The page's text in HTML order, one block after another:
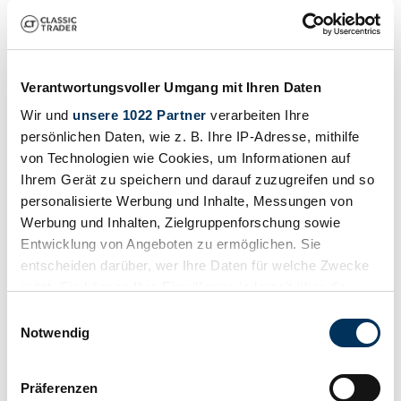
Verantwortungsvoller Umgang mit Ihren Daten
Wir und unsere 1022 Partner verarbeiten Ihre
persönlichen Daten, wie z. B. Ihre IP-Adresse, mithilfe
von Technologien wie Cookies, um Informationen auf
Ihrem Gerät zu speichern und darauf zuzugreifen und so
personalisierte Werbung und Inhalte, Messungen von
Werbung und Inhalten, Zielgruppenforschung sowie
Entwicklung von Angeboten zu ermöglichen. Sie
entscheiden darüber, wer Ihre Daten für welche Zwecke
Trigger Symbol ändern oder widerrufen
Informationen über Ihre geografische Lage
Notwendig
Präferenzen
Suchergebnisse
Benachrichtigung erstellen
Lassen Sie sich benachrichtigen, sobald ein Inserat veröffentlicht
wird, das Ihren Suchkriterien entspricht.
Suchauftrag einrichten
Sie jetzt ein Inserat.
"Surtees" Inserats-Referenzen von Classic Trader